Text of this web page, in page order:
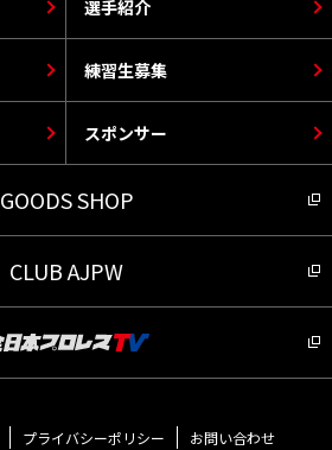
選手紹介
スポンサー
練習生募集
GOODS SHOP
CLUB AJPW
プライバシーポリシー お問い合わせ